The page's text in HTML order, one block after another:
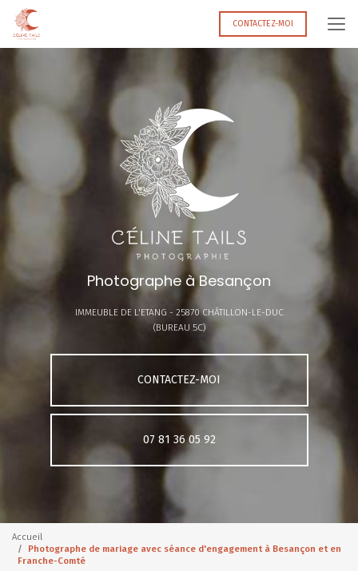
Aller
contenu
CONTACTEZ-MOI
Photographe à Besançon
IMMEUBLE DE L'ETANG - 25870 CHÂTILLON-LE-DUC
(BUREAU 5C)
CONTACTEZ-MOI
07 81 36 05 92
Accueil
Photographe de mariage avec séance d'engagement à Besançon et en
Franche-Comté